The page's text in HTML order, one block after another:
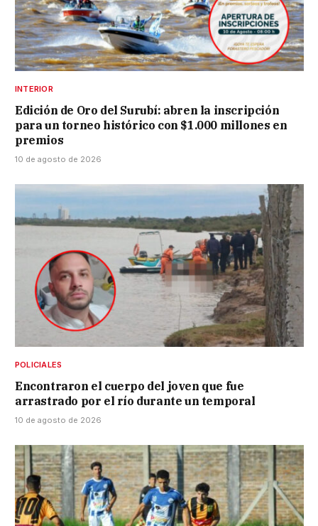
INTERIOR
Edición de Oro del Surubí: abren la inscripción
para un torneo histórico con $1.000 millones en
premios
10 de agosto de 2026
POLICIALES
Encontraron el cuerpo del joven que fue
arrastrado por el río durante un temporal
10 de agosto de 2026